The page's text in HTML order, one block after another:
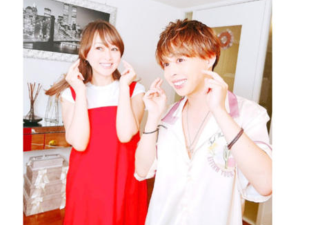
ビジネスと働き方のヒント
AI活用のいまが分かる
企業ITのトレンドを詳説
経営リーダーのコミュニティ
マーケ×ITの今がよく分かる
ITエンジニア向け専門サイト
企業向けIT製品の総合サイト
IT製品の技術・比較・事例